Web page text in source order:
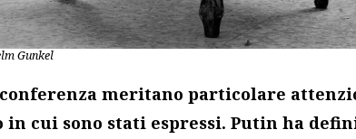
Gunkel
meritano particolare
cui sono stati espressi. Putin ha